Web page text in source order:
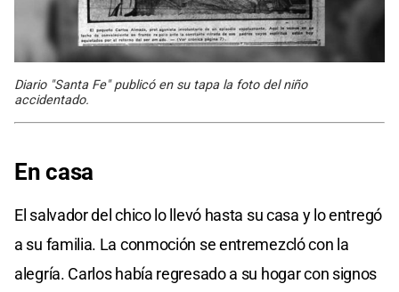
Diario "Santa Fe" publicó en su tapa la foto del niño
accidentado.
En casa
El salvador del chico lo llevó hasta su casa y lo entregó
a su familia. La conmoción se entremezcló con la
alegría. Carlos había regresado a su hogar con signos